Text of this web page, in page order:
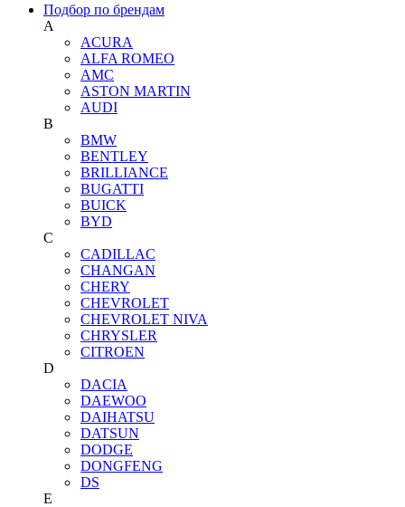
Подбор по брендам
A
ACURA
ALFA ROMEO
AMC
ASTON MARTIN
AUDI
B
BMW
BENTLEY
BRILLIANCE
BUGATTI
BUICK
BYD
C
CADILLAC
CHANGAN
CHERY
CHEVROLET
CHEVROLET NIVA
CHRYSLER
CITROEN
D
DACIA
DAEWOO
DAIHATSU
DATSUN
DODGE
DONGFENG
DS
E